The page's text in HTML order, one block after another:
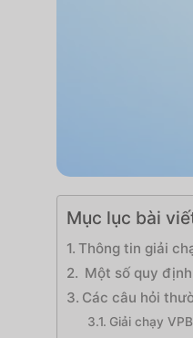
Mục lục bài
Thông tin giải
Một số quy
Các câu hỏi
Giải chạy